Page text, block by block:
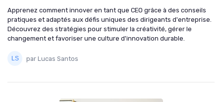
Apprenez comment innover en tant que CEO grâce à des conseils
pratiques et adaptés aux défis uniques des dirigeants d'entreprise.
Découvrez des stratégies pour stimuler la créativité, gérer le
changement et favoriser une culture d'innovation durable.
par Lucas Santos